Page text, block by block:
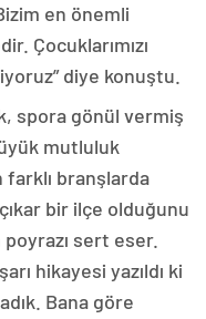
en önemli
Çocuklarımızı
diye konuştu.
spora gönül vermiş
mutluluk
farklı branşlarda
bir ilçe olduğunu
poyrazı sert eser.
hikayesi yazıldı ki
Bana göre